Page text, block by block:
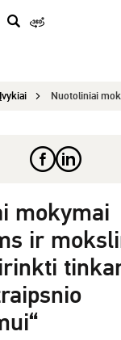
e
Įvykiai Nuotoliniai mokymai dėstytojams ir
mokymai
ir